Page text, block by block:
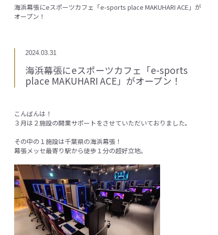
海浜幕張にeスポーツカフェ「e-sports place MAKUHARI ACE」が
オープン！
2024.03.31
海浜幕張にeスポーツカフェ「e-sports
place MAKUHARI ACE」がオープン！
こんばんは！
３月は２施設の開業サポートをさせていただいておりました。
その中の１施設は千葉県の海浜幕張！
幕張メッセ最寄り駅から徒歩１分の超好立地。